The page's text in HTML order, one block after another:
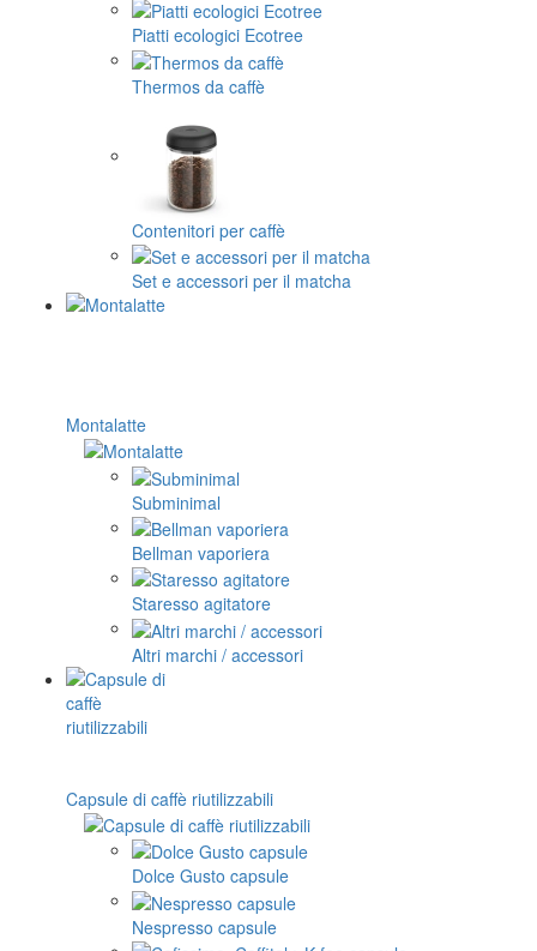
Piatti ecologici Ecotree
Thermos da caffè
Contenitori per caffè
Set e accessori per il matcha
Montalatte
Subminimal
Bellman vaporiera
Staresso agitatore
Altri marchi / accessori
Capsule di caffè riutilizzabili
Dolce Gusto capsule
Nespresso capsule